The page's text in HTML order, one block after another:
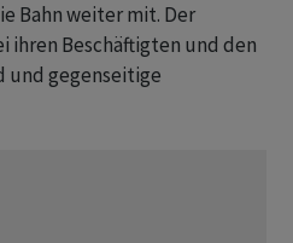
Bahn weiter mit. Der
ihren Beschäftigten und den
und gegenseitige